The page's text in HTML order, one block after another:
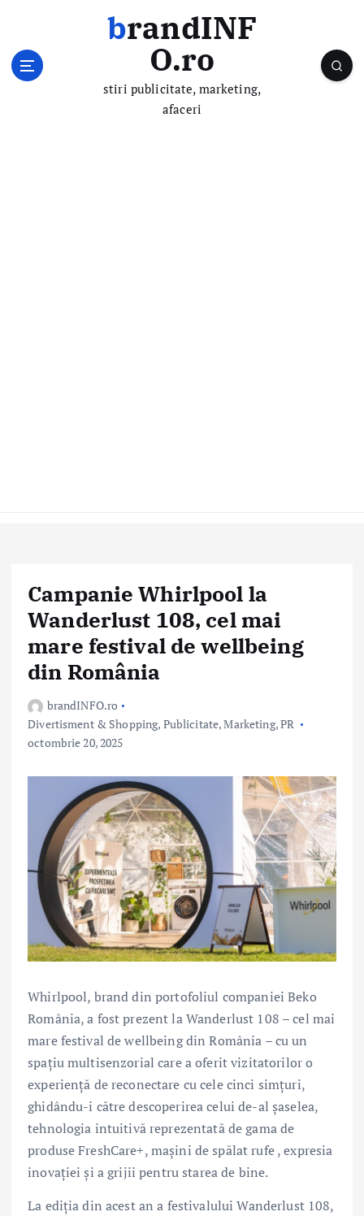
brandINF
O.ro
stiri publicitate, marketing,
afaceri
Campanie Whirlpool la
Wanderlust 108, cel mai
mare festival de wellbeing
din România
brandINFO.ro
Divertisment & Shopping, Publicitate, Marketing, PR
octombrie 20, 2025
Whirlpool, brand din portofoliul companiei Beko
România, a fost prezent la Wanderlust 108 – cel mai
mare festival de wellbeing din România – cu un
spațiu multisenzorial care a oferit vizitatorilor o
experiență de reconectare cu cele cinci simțuri,
ghidându-i către descoperirea celui de-al șaselea,
tehnologia intuitivă reprezentată de gama de
produse FreshCare+, mașini de spălat rufe , expresia
inovației și a grijii pentru starea de bine.
La ediția din acest an a festivalului Wanderlust 108,